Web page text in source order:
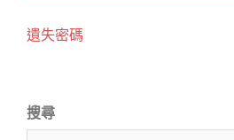
遺失密碼
搜尋